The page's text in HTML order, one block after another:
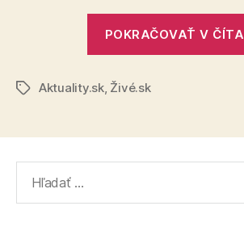
POKRAČOVAŤ V
ZnačkyAktuality.sk, Živé.sk